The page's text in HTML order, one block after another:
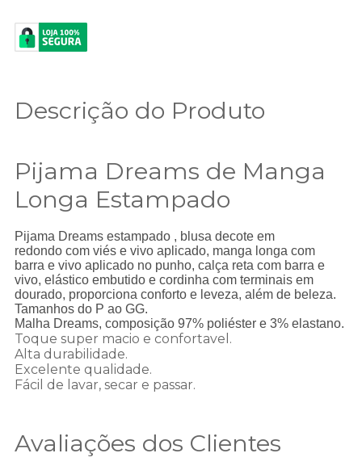
Descrição do Produto
Pijama Dreams de Manga
Longa Estampado
Pijama Dreams estampado , blusa decote em
redondo com viés e vivo aplicado, manga longa com
barra e vivo aplicado no punho, calça reta com barra e
vivo, elástico embutido e cordinha com terminais em
dourado, proporciona conforto e leveza, além de beleza.
Tamanhos do P ao GG.
Malha Dreams, composição 97% poliéster e 3% elastano.
Toque super macio e confortavel.
Alta durabilidade.
Excelente qualidade.
Fácil de lavar, secar e passar.
Avaliações dos Clientes